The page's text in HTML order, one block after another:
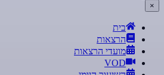
×
בית
הרצאות
מועדי הרצאות
VOD